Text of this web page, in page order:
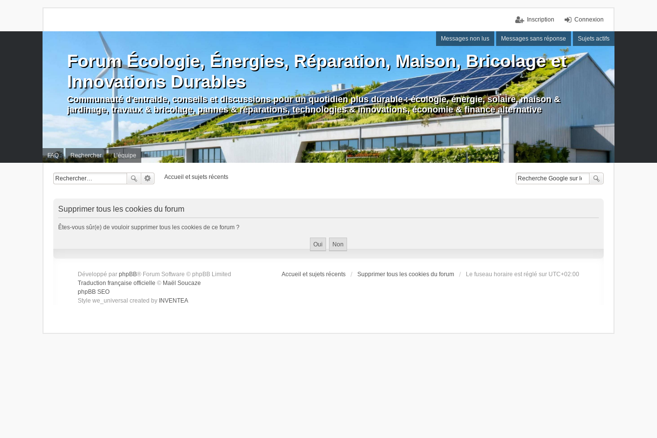
Connexion
Inscription
Messages non lus Messages sans réponse Sujets actifs
FAQ Rechercher L’équipe
Forum Écologie, Énergies, Réparation, Maison, Bricolage et
Innovations Durables
Communauté d'entraide, conseils et discussions pour un quotidien plus durable : écologie, énergie, solaire, maison &
jardinage, travaux & bricolage, pannes & réparations, technologies & innovations, économie & finance alternative
Accueil et sujets récents
Supprimer tous les cookies du forum
Êtes-vous sûr(e) de vouloir supprimer tous les cookies de ce forum ?
Accueil et sujets récents Supprimer tous les cookies du forum Le fuseau horaire est réglé sur UTC+02:00
Développé parphpBB® Forum Software © phpBB Limited
Traduction française officielle © Maël Soucaze
phpBB SEO
Style we_universal created by INVENTEA